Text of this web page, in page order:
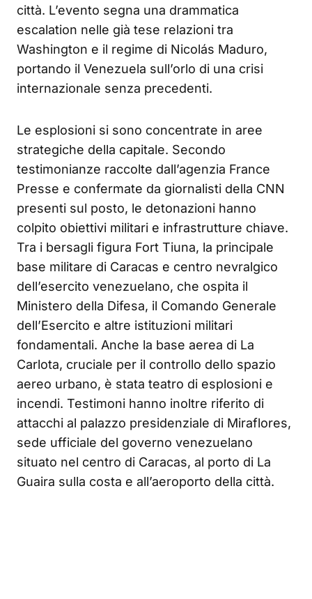
città. L’evento segna una drammatica
escalation nelle già tese relazioni tra
Washington e il regime di Nicolás Maduro,
portando il Venezuela sull’orlo di una crisi
internazionale senza precedenti.
Le esplosioni si sono concentrate in aree
strategiche della capitale. Secondo
testimonianze raccolte dall’agenzia France
Presse e confermate da giornalisti della CNN
presenti sul posto, le detonazioni hanno
colpito obiettivi militari e infrastrutture chiave.
Tra i bersagli figura Fort Tiuna, la principale
base militare di Caracas e centro nevralgico
dell’esercito venezuelano, che ospita il
Ministero della Difesa, il Comando Generale
dell’Esercito e altre istituzioni militari
fondamentali. Anche la base aerea di La
Carlota, cruciale per il controllo dello spazio
aereo urbano, è stata teatro di esplosioni e
incendi. Testimoni hanno inoltre riferito di
attacchi al palazzo presidenziale di Miraflores,
sede ufficiale del governo venezuelano
situato nel centro di Caracas, al porto di La
Guaira sulla costa e all’aeroporto della città.